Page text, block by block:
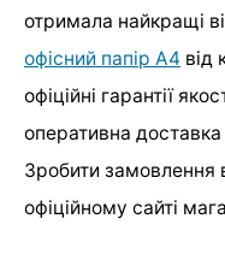
отримала найкращі
офісний папір А4 від
офіційні гарантії
оперативна доставка
Зробити замовлення
офіційному сайті